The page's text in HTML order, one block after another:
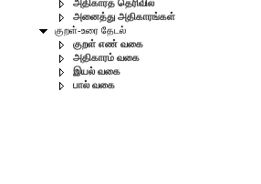
அதிகாரத் தெரிவில்
அனைத்து அதிகாரங்கள்
குறள்-உரை தேடல்
குறள் எண் வகை
அதிகாரம் வகை
இயல் வகை
பால் வகை